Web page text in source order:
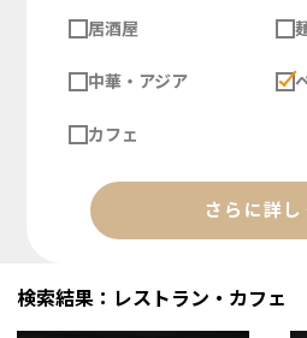
居酒屋
中華・アジア
カフェ
さらに詳
検索結果：レストラン・カフェ